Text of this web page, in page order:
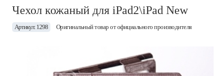
Чехол кожаный для iPad2\iPad New
Артикул: 1298 Оригинальный товар от официального производителя